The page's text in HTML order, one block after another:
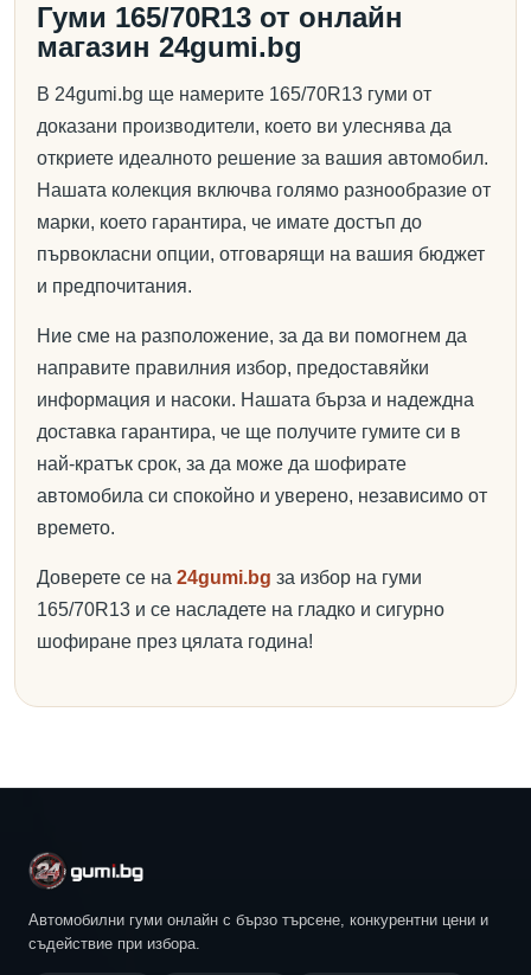
Гуми 165/70R13 от онлайн
магазин 24gumi.bg
В 24gumi.bg ще намерите 165/70R13 гуми от
доказани производители, което ви улеснява да
откриете идеалното решение за вашия автомобил.
Нашата колекция включва голямо разнообразие от
марки, което гарантира, че имате достъп до
първокласни опции, отговарящи на вашия бюджет
и предпочитания.
Ние сме на разположение, за да ви помогнем да
направите правилния избор, предоставяйки
информация и насоки. Нашата бърза и надеждна
доставка гарантира, че ще получите гумите си в
най-кратък срок, за да може да шофирате
автомобила си спокойно и уверено, независимо от
времето.
Доверете се на 24gumi.bg за избор на гуми
165/70R13 и се насладете на гладко и сигурно
шофиране през цялата година!
Автомобилни гуми онлайн с бързо търсене, конкурентни цени и
съдействие при избора.